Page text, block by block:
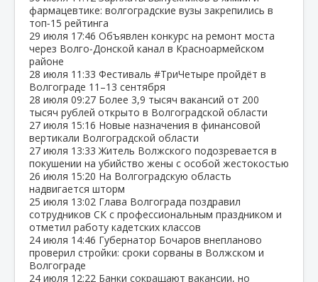
фармацевтике: волгоградские вузы закрепились в
топ‑15 рейтинга
29 июля 17:46 Объявлен конкурс на ремонт моста
через Волго‑Донской канал в Красноармейском
районе
28 июля 11:33 Фестиваль #ТриЧетыре пройдёт в
Волгограде 11–13 сентября
28 июля 09:27 Более 3,9 тысяч вакансий от 200
тысяч рублей открыто в Волгоградской области
27 июля 15:16 Новые назначения в финансовой
вертикали Волгоградской области
27 июля 13:33 Житель Волжского подозревается в
покушении на убийство жены с особой жестокостью
26 июля 15:20 На Волгоградскую область
надвигается шторм
25 июля 13:02 Глава Волгограда поздравил
сотрудников СК с профессиональным праздником и
отметил работу кадетских классов
24 июля 14:46 Губернатор Бочаров внепланово
проверил стройки: сроки сорваны в Волжском и
Волгограде
24 июля 12:22 Банки сокращают вакансии, но